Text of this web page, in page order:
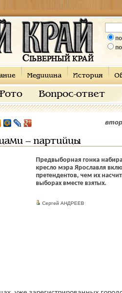
Медицина История
Вопрос-ответ
– партийцы
Предвыборная гонка
кресло мэра Ярославля
претендентов, чем их
выборах вместе взятых.
Сергей АНДРЕЕВ